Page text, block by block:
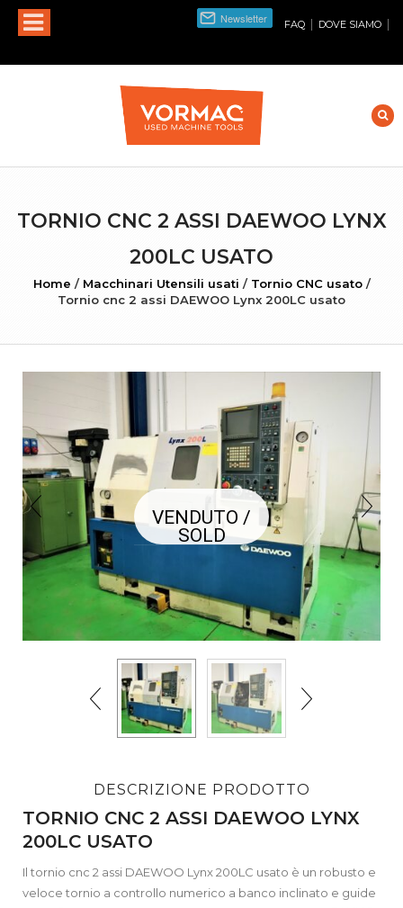
FAQ | DOVE SIAMO |
TORNIO CNC 2 ASSI DAEWOO LYNX
200LC USATO
Home / Macchinari Utensili usati / Tornio CNC usato /
Tornio cnc 2 assi DAEWOO Lynx 200LC usato
VENDUTO /
SOLD
DESCRIZIONE PRODOTTO
TORNIO CNC 2 ASSI DAEWOO LYNX
200LC USATO
Il tornio cnc 2 assi DAEWOO Lynx 200LC usato è un robusto e
veloce tornio a controllo numerico a banco inclinato e guide